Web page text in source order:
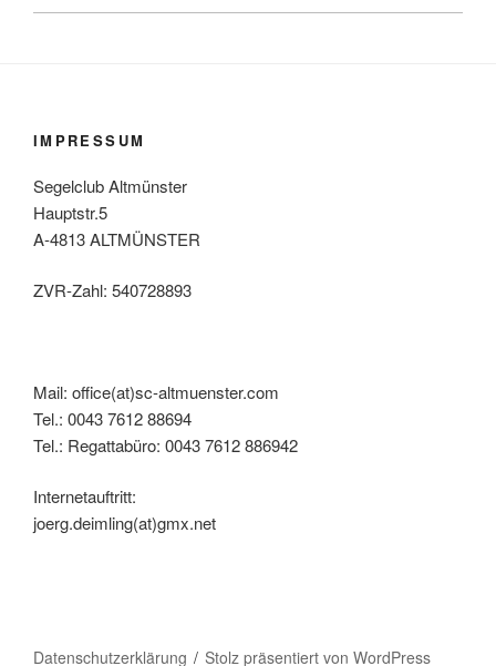
IMPRESSUM
Segelclub Altmünster
Hauptstr.5
A-4813 ALTMÜNSTER
ZVR-Zahl: 540728893
Mail: office(at)sc-altmuenster.com
Tel.: 0043 7612 88694
Tel.: Regattabüro: 0043 7612 886942
Internetauftritt:
joerg.deimling(at)gmx.net
Datenschutzerklärung Stolz präsentiert von WordPress